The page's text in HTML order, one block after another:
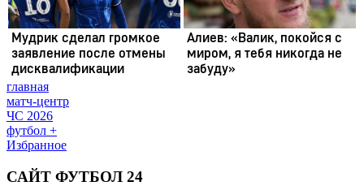
главная
матч-центр
ЧС 2026
футбол +
Избранное
САЙТ ФУТБОЛ 24